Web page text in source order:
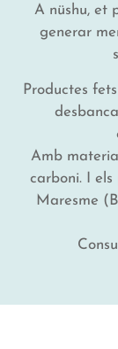
A nüshu, et
generar
Productes
Amb
carboni. I els
Maresme